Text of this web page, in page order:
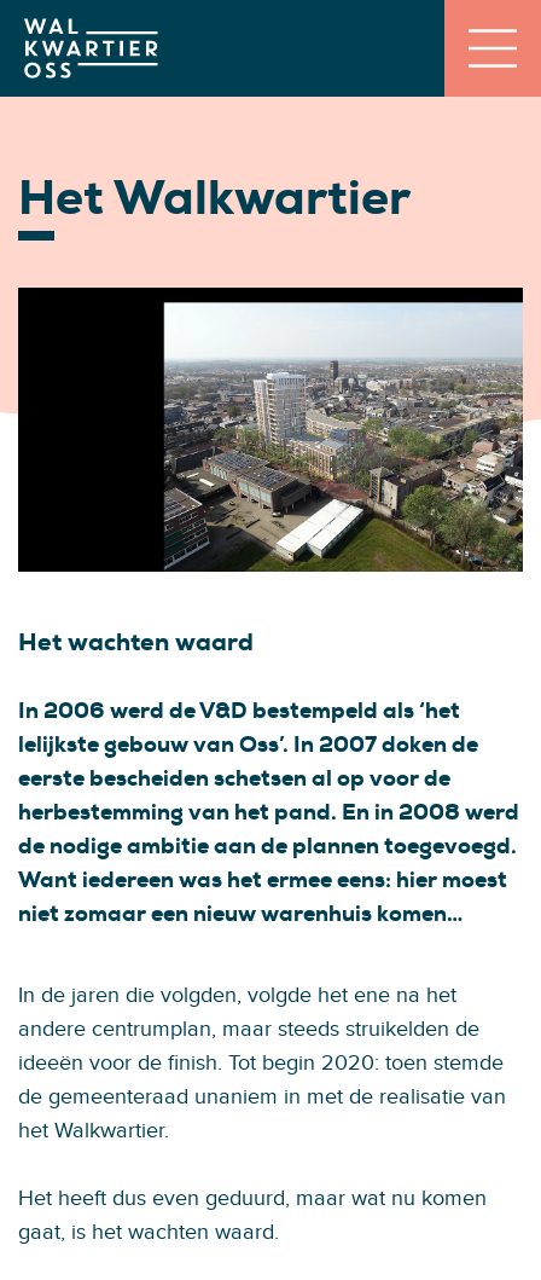
Het Walkwartier
Het wachten waard
In 2006 werd de V&D bestempeld als ‘het
lelijkste gebouw van Oss’. In 2007 doken de
eerste bescheiden schetsen al op voor de
herbestemming van het pand. En in 2008 werd
de nodige ambitie aan de plannen toegevoegd.
Want iedereen was het ermee eens: hier moest
niet zomaar een nieuw warenhuis komen…
In de jaren die volgden, volgde het ene na het
andere centrumplan, maar steeds struikelden de
ideeën voor de finish. Tot begin 2020: toen stemde
de gemeenteraad unaniem in met de realisatie van
het Walkwartier.
Het heeft dus even geduurd, maar wat nu komen
gaat, is het wachten waard.